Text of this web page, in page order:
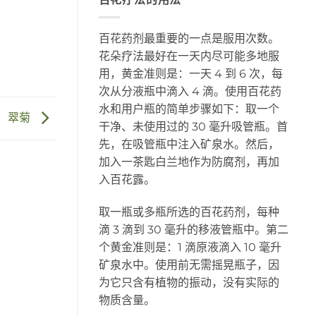
翠菊
百花药剂最重要的一点是服用次数。
花朵疗法最好在一天内尽可能多地服
用，黄金准则是：一天 4 到 6 次，每
次从分液瓶中滴入 4 滴。使用百花药
水和用户瓶的简单步骤如下：取一个
干净、未使用过的 30 毫升吸管瓶。首
先，在吸管瓶中注入矿泉水。然后，
加入一茶匙白兰地作为防腐剂，再加
入百花露。
取一瓶或多瓶所选的百花药剂，每种
滴 3 滴到 30 毫升的移液管瓶中。第二
个黄金准则是：1 滴原液滴入 10 毫升
矿泉水中。使用前无需摇晃瓶子，因
为它只含有植物的振动，没有实际的
物质含量。